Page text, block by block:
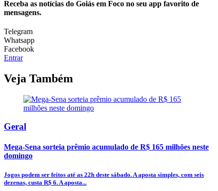
Receba as notícias do Goiás em Foco no seu app favorito de
mensagens.
Telegram
Whatsapp
Facebook
Entrar
Veja Também
Geral
Mega-Sena sorteia prêmio acumulado de R$ 165 milhões neste
domingo
Jogos podem ser feitos até as 22h deste sábado. A aposta simples, com seis
dezenas, custa R$ 6. A aposta...